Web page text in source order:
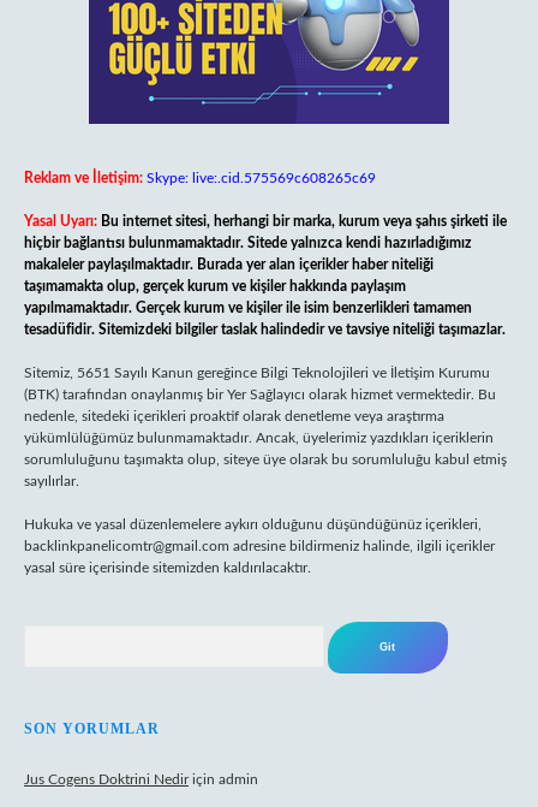
Reklam ve İletişim: Skype: live:.cid.575569c608265c69
Yasal Uyarı: Bu internet sitesi, herhangi bir marka, kurum veya şahıs şirketi ile
hiçbir bağlantısı bulunmamaktadır. Sitede yalnızca kendi hazırladığımız
makaleler paylaşılmaktadır. Burada yer alan içerikler haber niteliği
taşımamakta olup, gerçek kurum ve kişiler hakkında paylaşım
yapılmamaktadır. Gerçek kurum ve kişiler ile isim benzerlikleri tamamen
tesadüfidir. Sitemizdeki bilgiler taslak halindedir ve tavsiye niteliği taşımazlar.
Sitemiz, 5651 Sayılı Kanun gereğince Bilgi Teknolojileri ve İletişim Kurumu
(BTK) tarafından onaylanmış bir Yer Sağlayıcı olarak hizmet vermektedir. Bu
nedenle, sitedeki içerikleri proaktif olarak denetleme veya araştırma
yükümlülüğümüz bulunmamaktadır. Ancak, üyelerimiz yazdıkları içeriklerin
sorumluluğunu taşımakta olup, siteye üye olarak bu sorumluluğu kabul etmiş
sayılırlar.
Hukuka ve yasal düzenlemelere aykırı olduğunu düşündüğünüz içerikleri,
backlinkpanelicomtr@gmail.com adresine bildirmeniz halinde, ilgili içerikler
yasal süre içerisinde sitemizden kaldırılacaktır.
SON YORUMLAR
Jus Cogens Doktrini Nediriçin admin